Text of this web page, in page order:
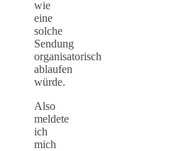
wie
eine
solche
Sendung
organisatorisch
ablaufen
würde.
Also
meldete
ich
mich